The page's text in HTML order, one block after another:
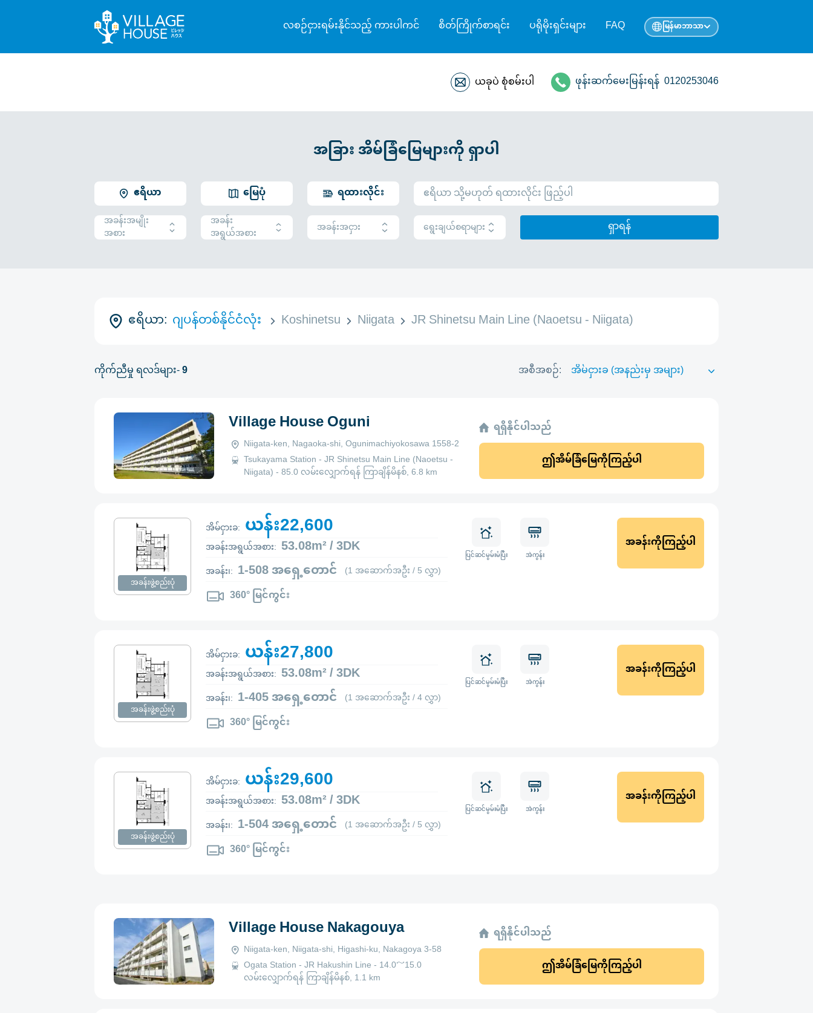
လစဉ်ငှားရမ်းနိုင်သည့် ကားပါကင် စိတ်ကြိုက်စာရင်း ပရိုမိုးရှင်းများ FAQ မြန်မာဘာသာ
ယခုပဲ စုံစမ်းပါ ဖုန်းဆက်မေးမြန်းရန် 0120253046
အခြား အိမ်ခြံမြေများကို ရှာပါ
ဧရိယာ မြေပုံ ရထားလိုင်း
အခန်းအမျိုး
အစား
အခန်း
အရွယ်အစား အခန်းအငှား ရွေးချယ်စရာများ ရှာရန်
ဧရိယာ: ဂျပန်တစ်နိုင်ငံလုံး Koshinetsu Niigata JR Shinetsu Main Line (Naoetsu - Niigata)
ကိုက်ညီမှု ရလဒ်များ-9 အစီအစဉ်:
Village House Oguni
Niigata-ken, Nagaoka-shi, Ogunimachiyokosawa 1558-2
Tsukayama Station - JR Shinetsu Main Line (Naoetsu -
Niigata) - 85.0 လမ်းလျှောက်ရန် ကြာချိန်မိနစ်, 6.8 km
ရရှိနိုင်ပါသည်
ဤအိမ်ခြံမြေကိုကြည့်ပါ
အခန်းဖွဲ့စည်းပုံ
အိမ်ငှားခ: ယန်း22,600
အခန်းအရွယ်အစား: 53.08m² / 3DK
အခန်း၊: 1-508 အရှေ့တောင် (1 အဆောက်အဦး / 5 လွှာ)
360° မြင်ကွင်း
ပြင်ဆင်မွမ်းမံပြီး အဲကွန်း
အခန်းကိုကြည့်ပါ
အခန်းဖွဲ့စည်းပုံ
အိမ်ငှားခ: ယန်း27,800
အခန်းအရွယ်အစား: 53.08m² / 3DK
အခန်း၊: 1-405 အရှေ့တောင် (1 အဆောက်အဦး / 4 လွှာ)
360° မြင်ကွင်း
ပြင်ဆင်မွမ်းမံပြီး အဲကွန်း
အခန်းကိုကြည့်ပါ
အခန်းဖွဲ့စည်းပုံ
အိမ်ငှားခ: ယန်း29,600
အခန်းအရွယ်အစား: 53.08m² / 3DK
အခန်း၊: 1-504 အရှေ့တောင် (1 အဆောက်အဦး / 5 လွှာ)
360° မြင်ကွင်း
ပြင်ဆင်မွမ်းမံပြီး အဲကွန်း
အခန်းကိုကြည့်ပါ
Village House Nakagouya
Niigata-ken, Niigata-shi, Higashi-ku, Nakagoya 3-58
Ogata Station - JR Hakushin Line - 14.0～15.0
လမ်းလျှောက်ရန် ကြာချိန်မိနစ်, 1.1 km
ရရှိနိုင်ပါသည်
ဤအိမ်ခြံမြေကိုကြည့်ပါ